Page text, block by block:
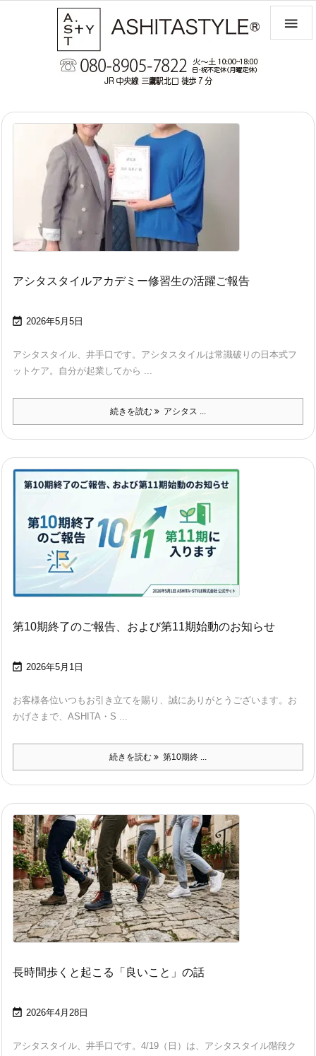

アシタスタイルアカデミー修習生の活躍ご報告
 2026年5月5日
アシタスタイル、井手口です。アシタスタイルは常識破りの日本式フ
ットケア。自分が起業してから ...
続きを読む アシタス ...
第10期終了のご報告、および第11期始動のお知らせ
 2026年5月1日
お客様各位いつもお引き立てを賜り、誠にありがとうございます。お
かげさまで、ASHITA・S ...
続きを読む 第10期終 ...
長時間歩くと起こる「良いこと」の話
 2026年4月28日
アシタスタイル、井手口です。4/19（日）は、アシタスタイル階段ク